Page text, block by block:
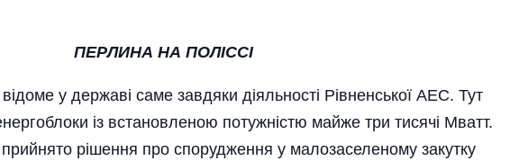
ПЕРЛИНА НА ПОЛІССІ
у державі саме завдяки діяльності Рівненської АЕС. Тут
із встановленою потужністю майже три тисячі Мватт.
рішення про спорудження у малозаселеному закутку